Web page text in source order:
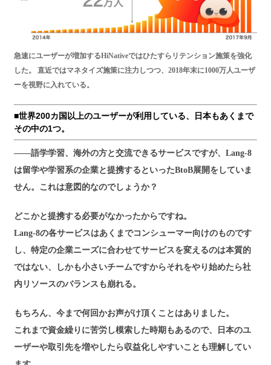
急速にユーザーが増加するHiNativeではひたすらリテンション施策を強化
した。 直近ではマネタイズ施策に注力しつつ、2018年末に1000万人ユーザ
ーを視野に入れている。
■世界200カ国以上のユーザーが利用している、日本もあくまで
その中の1つ。
――語学学習、海外の方と交流できるサービスですが、Lang-8
は留学や学習系の企業と提携するといったBtoB展開をしていま
せん。これは意図的なのでしょうか？
どこかと提携する必要がなかったからですね。
Lang-8の各サービスはあくまでコンシューマー向けのものです
し、特定の企業ニーズに合わせてサービスを変えるのは本質的
ではない、しかも小さいチームですからそれをやり始めたら社
内リソースのバランスも崩れる。
もちろん、今まで何回かお声がけ頂くことはありました。
これまで資金繰りに苦労し模索した時期もあるので、日本のユ
ーザーや取引先を増やしたら収益化しやすいことも理解してい